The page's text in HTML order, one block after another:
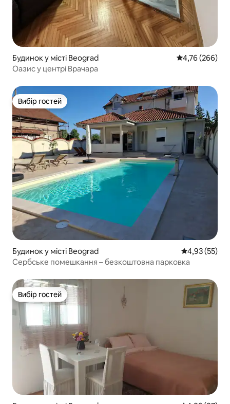
Будинок у місті Beograd Середня
4,76 (266)
Оазис у центрі Врачара
Вибір гостей
Вибір гостей
Будинок у місті Beograd Середня
4,93 (55)
Сербське помешкання – безкоштовна парковка
Вибір гостей
Вибір гостей